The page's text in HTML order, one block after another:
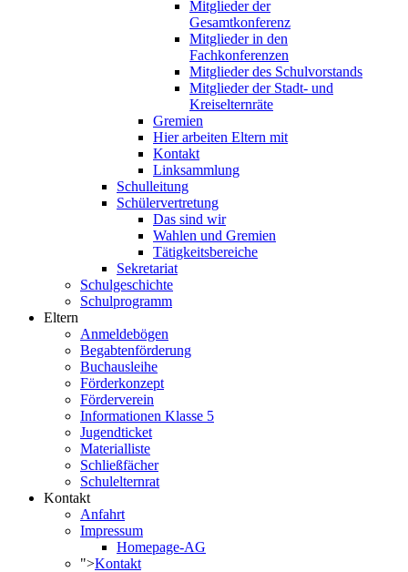
Mitglieder der
Gesamtkonferenz
Mitglieder in den
Fachkonferenzen
Mitglieder des Schulvorstands
Mitglieder der Stadt- und
Kreiselternräte
Gremien
Hier arbeiten Eltern mit
Kontakt
Linksammlung
Schulleitung
Schülervertretung
Das sind wir
Wahlen und Gremien
Tätigkeitsbereiche
Sekretariat
Schulgeschichte
Schulprogramm
Eltern
Anmeldebögen
Begabtenförderung
Buchausleihe
Förderkonzept
Förderverein
Informationen Klasse 5
Jugendticket
Materialliste
Schließfächer
Schulelternrat
Kontakt
Anfahrt
Impressum
Homepage-AG
">Kontakt